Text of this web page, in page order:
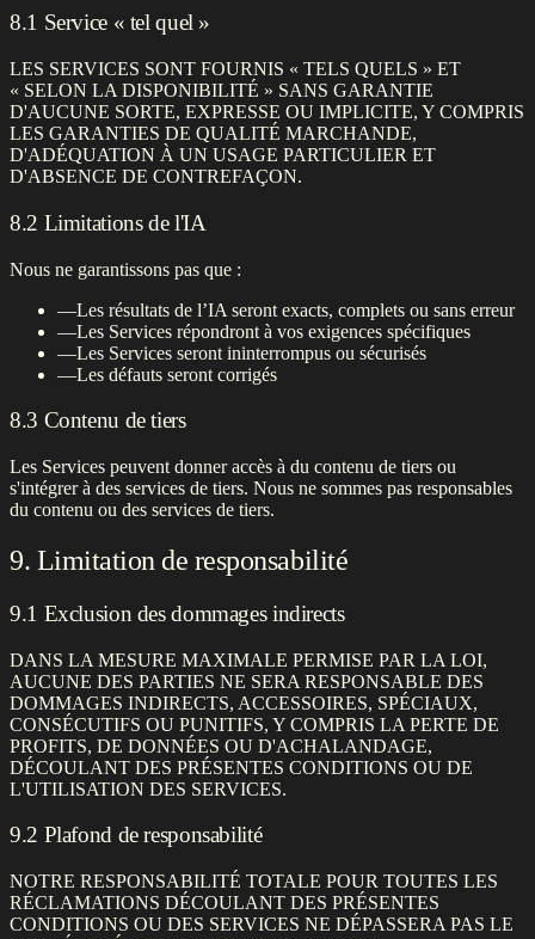
8.1 Service « tel quel »
LES SERVICES SONT FOURNIS « TELS QUELS » ET
« SELON LA DISPONIBILITÉ » SANS GARANTIE
D'AUCUNE SORTE, EXPRESSE OU IMPLICITE, Y COMPRIS
LES GARANTIES DE QUALITÉ MARCHANDE,
D'ADÉQUATION À UN USAGE PARTICULIER ET
D'ABSENCE DE CONTREFAÇON.
8.2 Limitations de l'IA
Nous ne garantissons pas que :
—Les résultats de l’IA seront exacts, complets ou sans erreur
—Les Services répondront à vos exigences spécifiques
—Les Services seront ininterrompus ou sécurisés
—Les défauts seront corrigés
8.3 Contenu de tiers
Les Services peuvent donner accès à du contenu de tiers ou
s'intégrer à des services de tiers. Nous ne sommes pas responsables
du contenu ou des services de tiers.
9. Limitation de responsabilité
9.1 Exclusion des dommages indirects
DANS LA MESURE MAXIMALE PERMISE PAR LA LOI,
AUCUNE DES PARTIES NE SERA RESPONSABLE DES
DOMMAGES INDIRECTS, ACCESSOIRES, SPÉCIAUX,
CONSÉCUTIFS OU PUNITIFS, Y COMPRIS LA PERTE DE
PROFITS, DE DONNÉES OU D'ACHALANDAGE,
DÉCOULANT DES PRÉSENTES CONDITIONS OU DE
L'UTILISATION DES SERVICES.
9.2 Plafond de responsabilité
NOTRE RESPONSABILITÉ TOTALE POUR TOUTES LES
RÉCLAMATIONS DÉCOULANT DES PRÉSENTES
CONDITIONS OU DES SERVICES NE DÉPASSERA PAS LE